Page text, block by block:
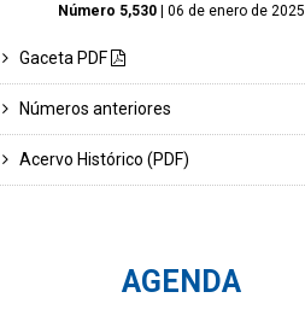
Número 5,530 | 06 de enero de 2025
Gaceta PDF
Números anteriores
Acervo Histórico (PDF)
AGENDA